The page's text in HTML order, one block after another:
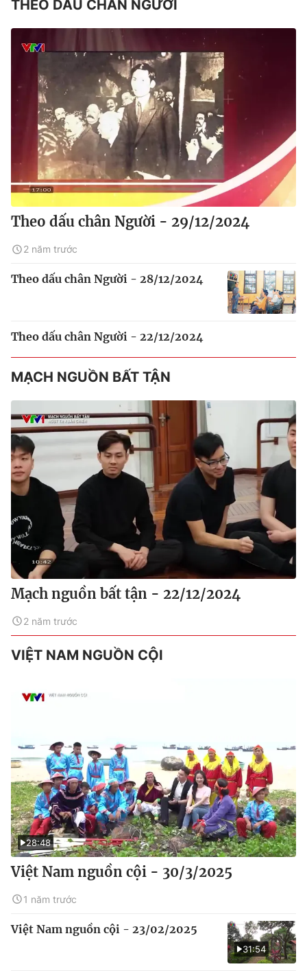
THEO DẤU CHÂN NGƯỜI
Theo dấu chân Người - 29/12/2024
2 năm trước
Theo dấu chân Người - 28/12/2024
Theo dấu chân Người - 22/12/2024
MẠCH NGUỒN BẤT TẬN
Mạch nguồn bất tận - 22/12/2024
2 năm trước
VIỆT NAM NGUỒN CỘI
28:48
Việt Nam nguồn cội - 30/3/2025
1 năm trước
31:54
Việt Nam nguồn cội - 23/02/2025